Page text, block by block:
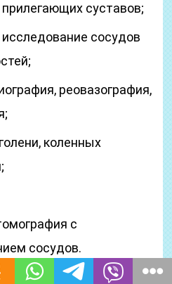
прилегающих суставов;
исследование сосудов
реовазография,
коленных
с
сосудов.